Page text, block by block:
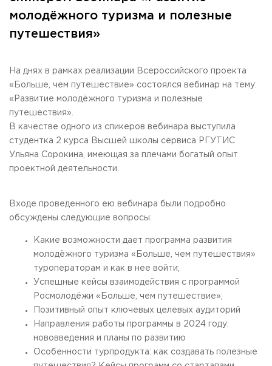
Общежитие / Кампус РГУТИС
Работа с лицами с ОВЗ и инвалидами
Контакты
Научная деятельность
Дополнительное образование
Федеральное учебно-методическое объединение в
системе ВО
Федеральное учебно-методическое объединение в
системе СПО
Профком
Сведения об образовательной
АДРЕС
141221, Московская обл.,
ул. Главная, 99
ТЕЛЕФОНЫ
+7 (495) 940 83 00
+7 (495) 940 83 58 - Приемная комиссия
E-MAIL
priem@rguts.ru - Приемная комиссия
пн-чт: с 09:00 до 18:00;
пт: с 09:00 до 16:45;
Приемная комиссия
пн-пт: с 10:00 до 17:00;
сб: с 10:00 до 15:30;
молодёжного туризма и полезные
путешествия»
На днях в рамках реализации Всероссийского проекта
«Больше, чем путешествие» состоялся вебинар на тему:
«Развитие молодёжного туризма и полезные
путешествия».
В качестве одного из спикеров вебинара выступила
студентка 2 курса Высшей школы сервиса РГУТИС
Ульяна Сорокина, имеющая за плечами богатый опыт
проектной деятельности.
Входе проведенного ею вебинара были подробно
обсуждены следующие вопросы:
Какие возможности дает программа развития
молодёжного туризма «Больше, чем путешествия»
туроператорам и как в нее войти;
Успешные кейсы взаимодействия с программой
Росмолодёжи «Больше, чем путешествие»;
Позитивный опыт ключевых целевых аудиторий
Направления работы программы в 2024 году:
нововведения и планы по развитию
Особенности турпродукта: как создавать полезные